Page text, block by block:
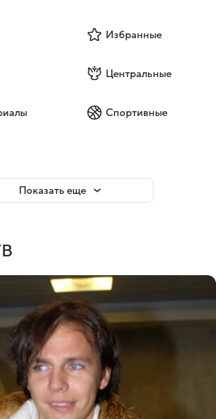
Избранные
Центральные
Спортивные
Показать еще